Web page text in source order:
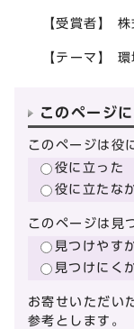
【受賞者】 株
【テーマ】 環境
このページ
このページは役
役に立った
役に立たな
このページは見
見つけやす
見つけにく
お寄せいただい
参考とします。